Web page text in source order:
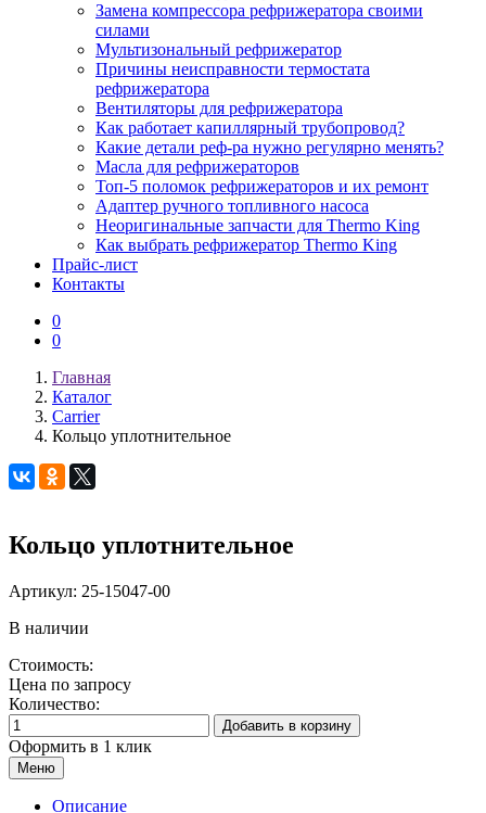
Замена компрессора рефрижератора своими
силами
Мультизональный рефрижератор
Причины неисправности термостата
рефрижератора
Вентиляторы для рефрижератора
Как работает капиллярный трубопровод?
Какие детали реф-ра нужно регулярно менять?
Масла для рефрижераторов
Топ-5 поломок рефрижераторов и их ремонт
Адаптер ручного топливного насоса
Неоригинальные запчасти для Thermo King
Как выбрать рефрижератор Thermo King
Прайс-лист
Контакты
0
0
Главная
Каталог
Carrier
Кольцо уплотнительное
Кольцо уплотнительное
Артикул: 25-15047-00
В наличии
Стоимость:
Цена по запросу
Количество:
Добавить в корзину
Оформить в 1 клик
Меню
Описание